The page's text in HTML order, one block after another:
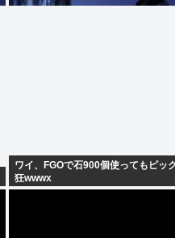
ワイ、FGOで石900個使ってもピッ
狂wwwx